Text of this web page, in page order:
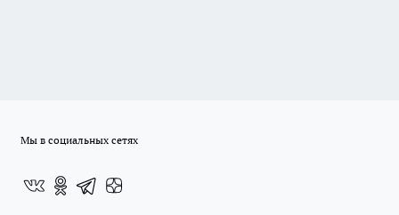
Мы в социальных сетях